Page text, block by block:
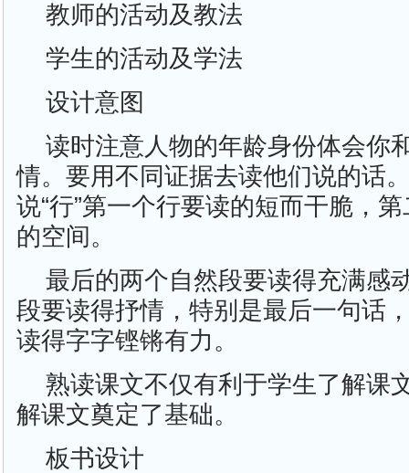
教师的活动及教法
学生的活动及学法
设计意图
读时注意人物的年龄身份体会你
情。要用不同证据去读他们说的话
说“行”第一个行要读的短而干脆，
的空间。
最后的两个自然段要读得充满感
段要读得抒情，特别是最后一句话
读得字字铿锵有力。
熟读课文不仅有利于学生了解课
解课文奠定了基础。
板书设计